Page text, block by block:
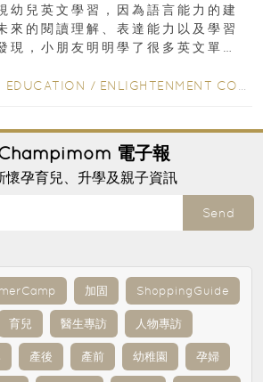
幼兒英文學習，因為語言能力的建
來的閱讀理解、表達能力以及學習
現，小朋友明明學了很多英文單
EDUCATION / ENLIGHTENMENT CORNER
電子報
懷孕育兒、升學及親子資訊
Send
加固 ShoppingGuide
育兒 醫生專訪 人物專訪
產後 產前 幼稚園 孕婦